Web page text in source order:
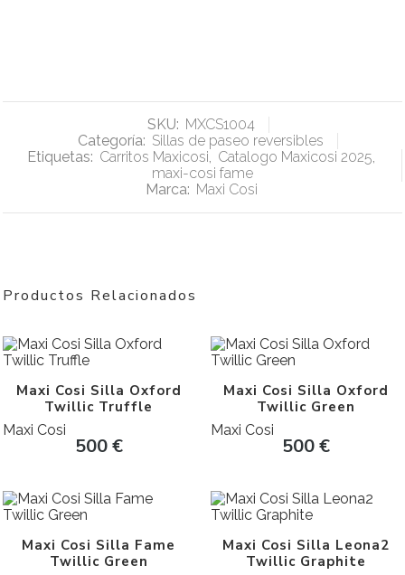
SKU: MXCS1004
Categoría: Sillas de paseo reversibles
Etiquetas: Carritos Maxicosi, Catalogo Maxicosi 2025,
maxi-cosi fame
Marca: Maxi Cosi
Productos Relacionados
Maxi Cosi Silla Oxford
Twillic Truffle
Maxi Cosi
500€
Maxi Cosi Silla Oxford
Twillic Green
Maxi Cosi
500€
Maxi Cosi Silla Fame
Twillic Green
Maxi Cosi Silla Leona2
Twillic Graphite